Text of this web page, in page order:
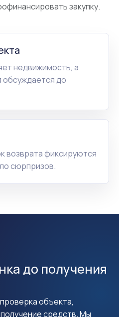
закупку.
недвижимость, а
обсуждается до
возврата фиксируются
сюрпризов.
до получения
объекта,
средств. Мы